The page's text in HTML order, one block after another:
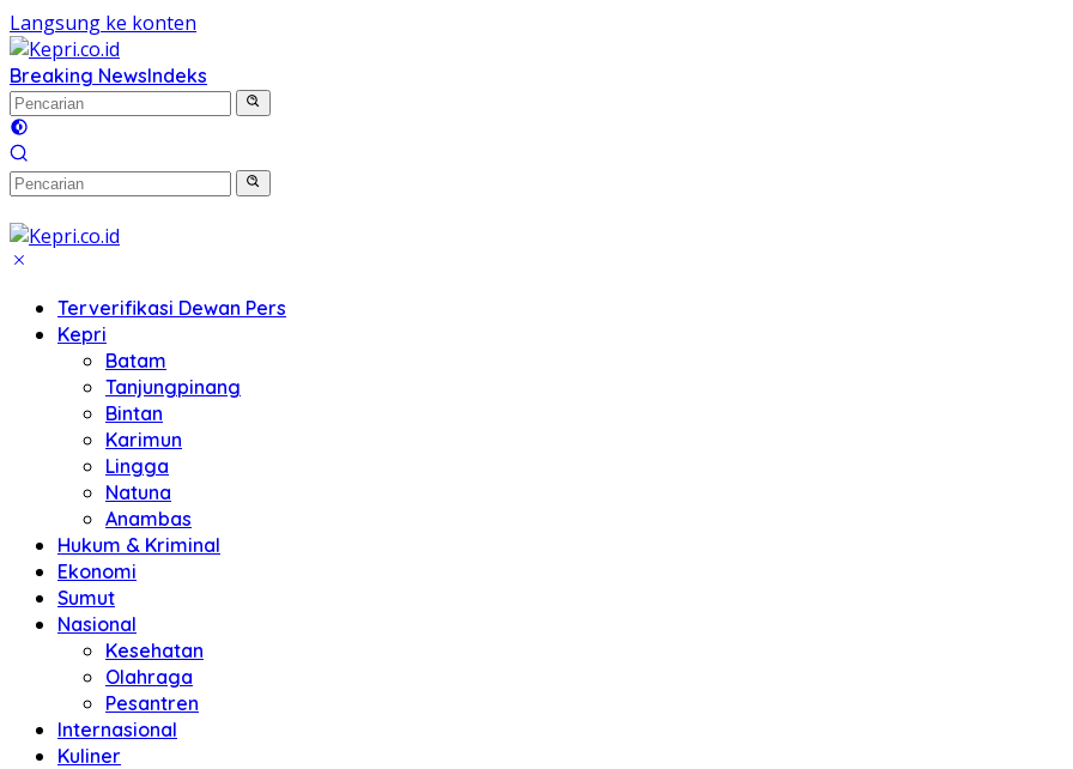
Langsung ke konten
Breaking NewsIndeks
Terverifikasi Dewan Pers
Kepri
Batam
Tanjungpinang
Bintan
Karimun
Lingga
Natuna
Anambas
Hukum & Kriminal
Ekonomi
Sumut
Nasional
Kesehatan
Olahraga
Pesantren
Internasional
Kuliner